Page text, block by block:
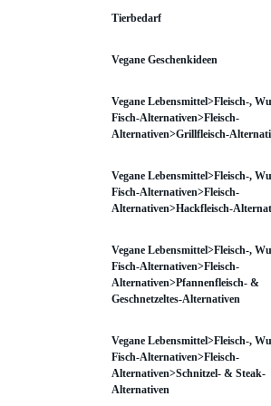
Tierbedarf
Vegane Geschenkideen
Vegane Lebensmittel>Fleisch-,
Fisch-Alternativen>Fleisch-
Alternativen>Grillfleisch-
Vegane Lebensmittel>Fleisch-,
Fisch-Alternativen>Fleisch-
Alternativen>Hackfleisch-
Vegane Lebensmittel>Fleisch-,
Fisch-Alternativen>Fleisch-
Alternativen>Pfannenfleisch- &
Geschnetzeltes-Alternativen
Vegane Lebensmittel>Fleisch-,
Fisch-Alternativen>Fleisch-
Alternativen>Schnitzel- & Steak-
Alternativen